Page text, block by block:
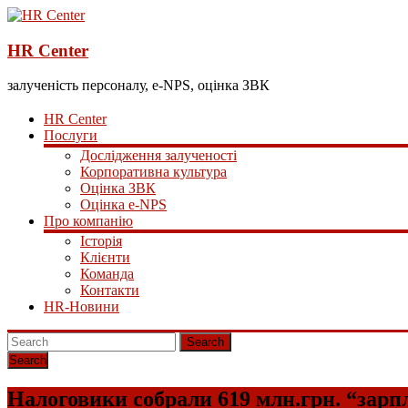
HR Center
залученість персоналу, e-NPS, оцінка ЗВК
HR Center
Послуги
Дослідження залученості
Корпоративна культура
Оцінка ЗВК
Оцінка e-NPS
Про компанію
Історія
Клієнти
Команда
Контакти
HR-Новини
Search
Налоговики собрали 619 млн.грн.